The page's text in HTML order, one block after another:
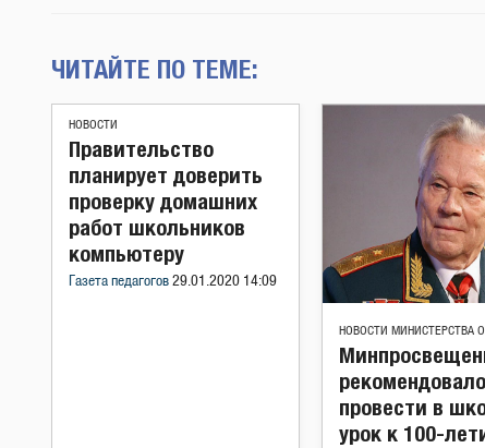
ЧИТАЙТЕ ПО ТЕМЕ:
НОВОСТИ
Правительство
планирует доверить
проверку домашних
работ школьников
компьютеру
Газета педагогов 29.01.2020 14:09
НОВОСТИ МИНИСТЕРСТВА
рекомендовало
провести в
урок к 100-